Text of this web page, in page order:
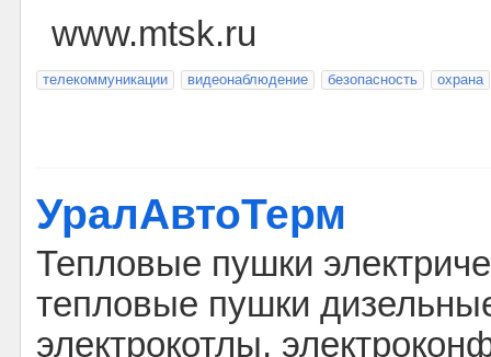
www.mtsk.ru
телекоммуникации видеонаблюдение безопасность охрана
УралАвтоТерм
Тепловые пушки
тепловые пушки
электрокотлы,